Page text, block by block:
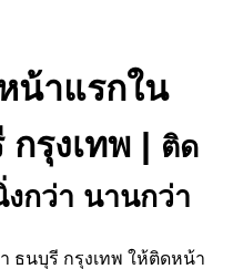
น้าแรกใน
รุงเทพ | ติด
งกว่า นานกว่า
ธนบุรี กรุงเทพ ให้ติดหน้า